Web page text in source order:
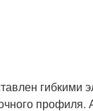
гибкими
профиля.